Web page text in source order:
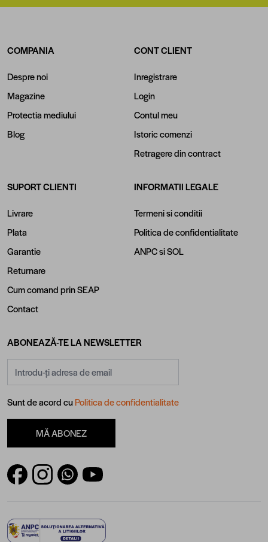
COMPANIA
Despre noi
Magazine
Protectia mediului
Blog
CONT CLIENT
Inregistrare
Login
Contul meu
Istoric comenzi
Retragere din contract
SUPORT CLIENTI
Livrare
Plata
Garantie
Returnare
Cum comand prin SEAP
Contact
INFORMATII LEGALE
Termeni si conditii
Politica de confidentialitate
ANPCsiSOL
ABONEAZĂ-TE LA NEWSLETTER
Sunt de acord cuPolitica de confidentialitate
MĂ ABONEZ